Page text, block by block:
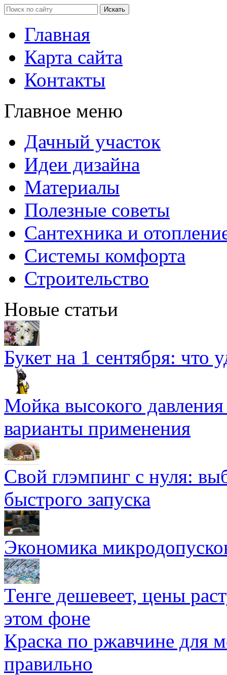
Главная
Карта сайта
Контакты
Главное меню
Дачный участок
Идеи дизайна
Материалы
Полезные советы
Сантехника и
Системы комфорта
Строительство
Новые статьи
Букет на 1 сентября: что
Мойка высокого
варианты применения
Свой глэмпинг с нуля:
быстрого запуска
Экономика
Тенге дешевеет, цены
этом фоне
Краска по ржавчине для
правильно